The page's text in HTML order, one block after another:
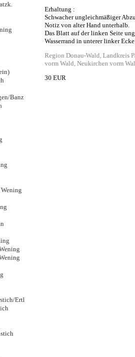
Banz
Ertl
Erhaltung :
Schwacher ungleichmäßiger
Notiz von alter Hand unterhalb.
Das Blatt auf der linken Seite
Wasserrand in unterer linker
Region Donau-Wald, Landkreis
vorm Wald, Neukirchen vorm
30 EUR